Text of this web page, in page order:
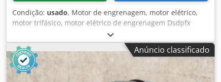
Condição: usado, Motor de engrenagem, motor elétrico,
motor trifásico, motor elétrico de engrenagem Dsdpfx
Agechq Imegsck -Velocidade: 143 rpm -Potência: 1,5 kW -
Construção: Ângulo B5 -Eixo do diametro: 35 mm -Classe
de protecção: IP 54 -Dimensões: 620/320/H300 mm -Peso:
52 kg
Anúncio classificado